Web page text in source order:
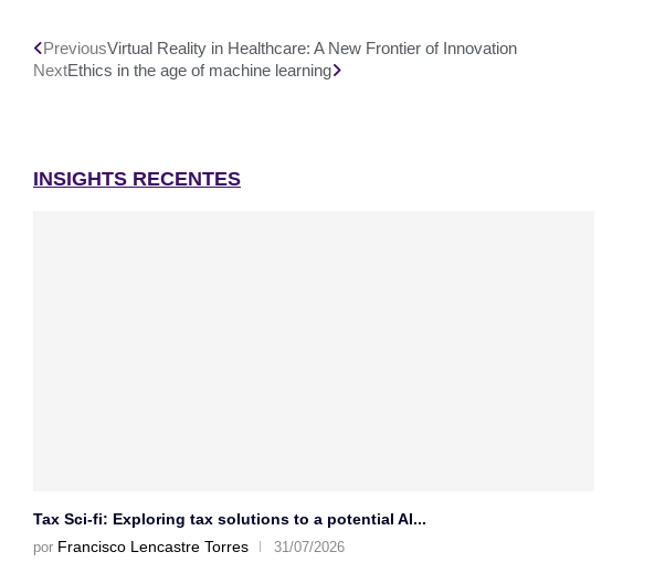
PreviousVirtual Reality in Healthcare: A New Frontier of Innovation
NextEthics in the age of machine learning
INSIGHTS RECENTES
Tax Sci-fi: Exploring tax solutions to a potential AI...
por Francisco Lencastre Torres 31/07/2026